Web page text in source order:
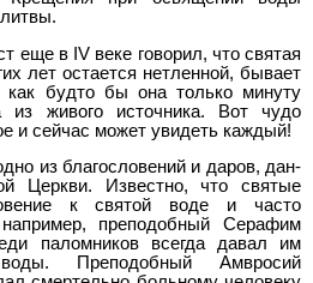
еще в IV веке говорил, что святая
лет остается нетленной, бывает
как будто бы она только минуту
из живого источника. Вот чудо
и сейчас может увидеть каждый!
из благословений и даров, дан­
Церкви. Известно, что святые
к святой воде и часто
преподобный Серафим
паломников всегда давал им
Преподоб­ный Амвросий